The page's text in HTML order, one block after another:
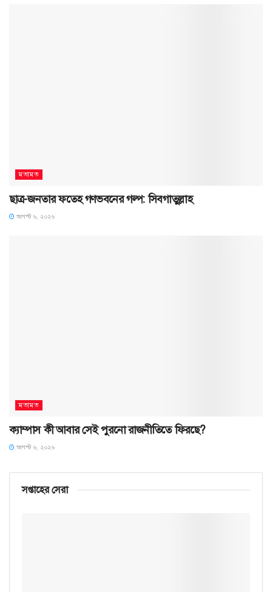
মতামত
ছাত্র-জনতার ফতেহ গণভবনের গল্প: সিবগাতুল্লাহ
আগস্ট ৬, ২০২৬
মতামত
ক্যাম্পাস কী আবার সেই পুরনো রাজনীতিতে ফিরছে?
আগস্ট ৬, ২০২৬
সপ্তাহের সেরা